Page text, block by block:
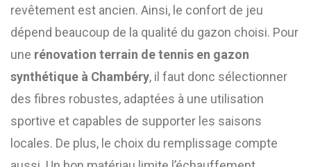
revêtement est ancien. Ainsi, le confort de jeu
dépend beaucoup de la qualité du gazon choisi. Pour
une rénovation terrain de tennis en gazon
synthétique à Chambéry, il faut donc sélectionner
des fibres robustes, adaptées à une utilisation
sportive et capables de supporter les saisons
locales. De plus, le choix du remplissage compte